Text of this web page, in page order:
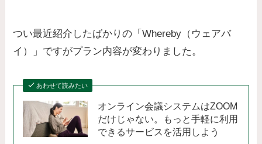
つい最近紹介したばかりの「Whereby（ウェアバ
イ）」ですがプラン内容が変わりました。
あわせて読みたい
オンライン会議システムはZOOM
だけじゃない。もっと手軽に利用
できるサービスを活用しよう